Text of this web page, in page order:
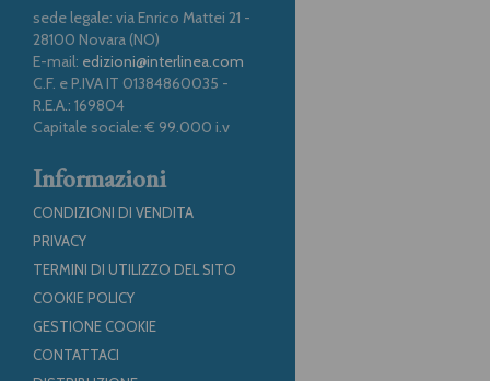
sede legale: via Enrico Mattei 21 -
28100 Novara (NO)
E-mail: edizioni@interlinea.com
C.F. e P.IVA IT 01384860035 -
R.E.A.: 169804
Capitale sociale: € 99.000 i.v
Informazioni
CONDIZIONI DI VENDITA
PRIVACY
TERMINI DI UTILIZZO DEL SITO
COOKIE POLICY
GESTIONE COOKIE
CONTATTACI